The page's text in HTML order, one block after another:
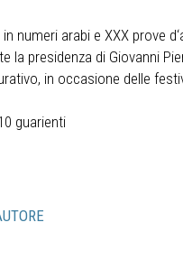
numeri arabi e XXX prove
la presidenza di Giovanni
in occasione delle
guarienti